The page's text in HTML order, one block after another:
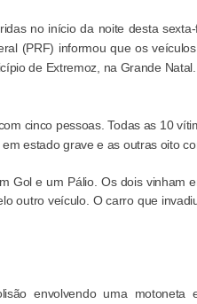
no início da noite desta
(PRF) informou que os
de Extremoz, na Grande
cinco pessoas. Todas as 10
estado grave e as outras oito
Gol e um Pálio. Os dois vinham
outro veículo. O carro que
envolvendo uma motoneta